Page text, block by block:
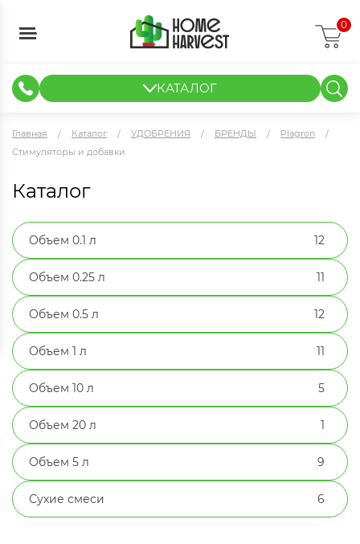
0
КАТАЛОГ
Главная Каталог УДОБРЕНИЯ БРЕНДЫ
Plagron
Стимуляторы и добавки
Каталог
Объем 0.1 л 12
Объем 0.25 л 11
Объем 0.5 л 12
Объем 1 л 11
Объем 10 л 5
Объем 20 л 1
Объем 5 л 9
Сухие смеси 6